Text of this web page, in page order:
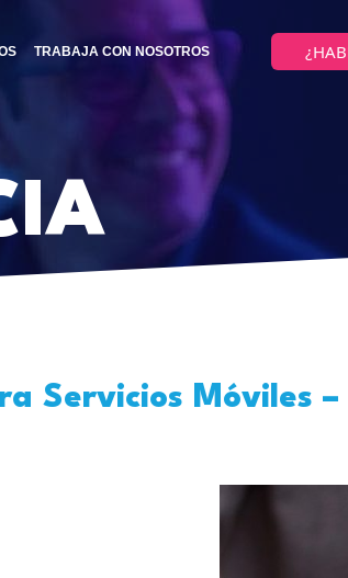
TRABAJA CON NOSOTROS
Servicios Móviles –